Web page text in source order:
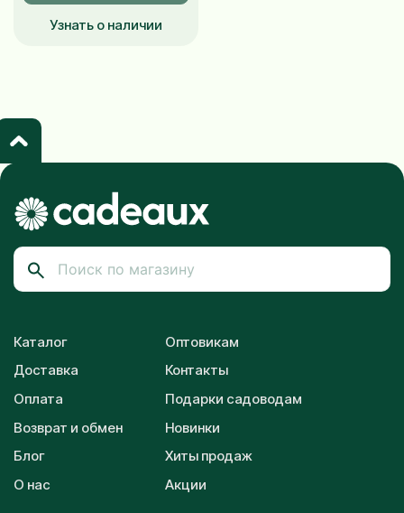
Узнать о наличии
Каталог
Доставка
Оплата
Возврат и обмен
Блог
О нас
Оптовикам
Контакты
Подарки садоводам
Новинки
Хиты продаж
Акции